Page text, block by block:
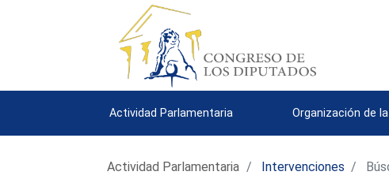
Actividad Parlamentaria Organización de
Actividad Parlamentaria Intervenciones